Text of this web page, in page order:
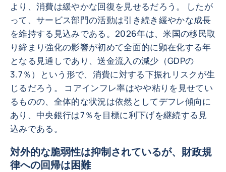
より、消費は緩やかな回復を見せるだろう。 したが
って、サービス部門の活動は引き続き緩やかな成長
を維持する見込みである。2026年は、米国の移民取
り締まり強化の影響が初めて全面的に顕在化する年
となる見通しであり、送金流入の減少（GDPの
3.7％）という形で、消費に対する下振れリスクが生
じるだろう。 コアインフレ率はやや粘りを見せてい
るものの、全体的な状況は依然としてデフレ傾向に
あり、中央銀行は7％を目標に利下げを継続する見
込みである。
対外的な脆弱性は抑制されているが、財政規
律への回帰は困難